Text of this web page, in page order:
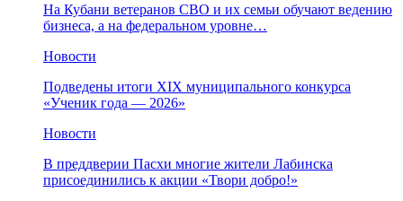
На Кубани ветеранов СВО и их семьи обучают ведению
бизнеса, а на федеральном уровне…
Новости
Подведены итоги XIX муниципального конкурса
«Ученик года — 2026»
Новости
В преддверии Пасхи многие жители Лабинска
присоединились к акции «Твори добро!»